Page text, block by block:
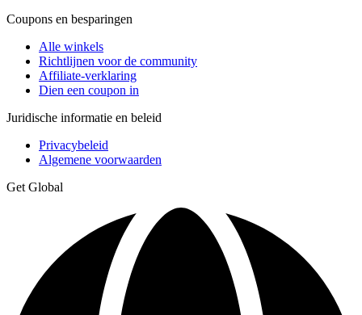
Coupons en besparingen
Alle winkels
Richtlijnen voor de community
Affiliate-verklaring
Dien een coupon in
Juridische informatie en beleid
Privacybeleid
Algemene voorwaarden
Get Global